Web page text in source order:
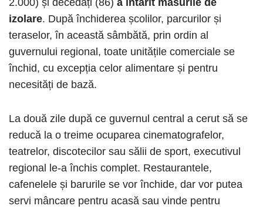
izolare. După închiderea școlilor, parcurilor și
teraselor, în această sâmbătă, prin ordin al
guvernului regional, toate unitățile comerciale se
închid, cu excepția celor alimentare și pentru
necesități de bază.
La două zile după ce guvernul central a cerut să se
reducă la o treime ocuparea cinematografelor,
teatrelor, discotecilor sau sălii de sport, executivul
regional le-a închis complet. Restaurantele,
cafenelele și barurile se vor închide, dar vor putea
servi mâncare pentru acasă sau vinde pentru